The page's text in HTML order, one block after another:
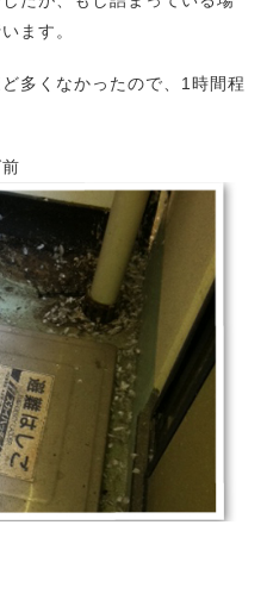
ます。
多くなかったので、1時間程